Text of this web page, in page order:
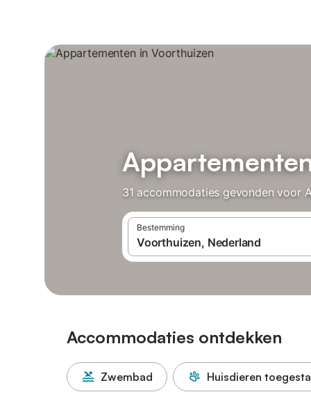
31 accommodaties gevonden voor
Bestemming
Accommodaties ontdekken
Zwembad Huisdieren